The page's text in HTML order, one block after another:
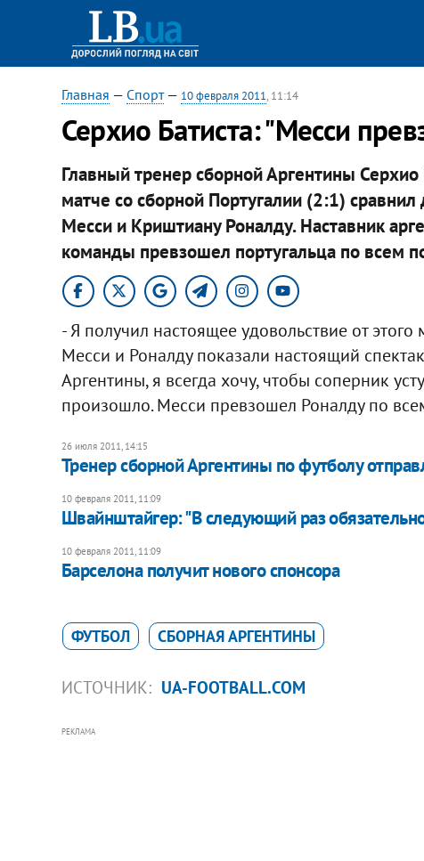
Главная — Спорт— 10 февраля 2011, 11:14
Серхио Батиста: "Месси
Главный тренер сборной Аргентины
матче со сборной Португалии (2:1)
Месси и Криштиану Роналду. Наставник
команды превзошел португальца по всем
- Я получил настоящее удовольствие от этого
Месси и Роналду показали настоящий
Аргентины, я всегда хочу, чтобы соперник
произошло. Месси превзошел Роналду по
26 июля 2011, 14:15
Тренер сборной Аргентины по футболу
10 февраля 2011, 11:09
Швайнштайгер: "В следующий раз
10 февраля 2011, 11:09
Барселона получит нового спонсора
ФУТБОЛ СБОРНАЯ АРГЕНТИНЫ
ИСТОЧНИК: UA-FOOTBALL.COM
РЕКЛАМА